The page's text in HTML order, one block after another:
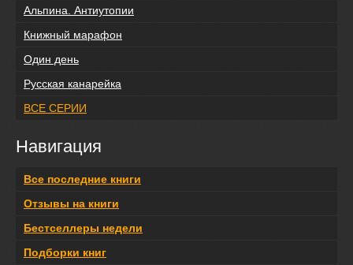
Альпина. Антиутопии
Книжный марафон
Один день
Русская канарейка
ВСЕ СЕРИИ
Навигация
Все последние книги
Отзывы на книги
Бестселлеры недели
Подборки книг